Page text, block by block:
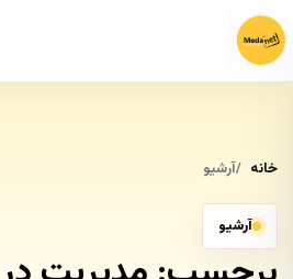
خانه آرشیو
آرشیو